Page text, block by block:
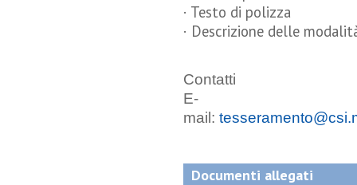
· Testo di polizza
· Descrizione delle
Contatti
E-
mail:
Documenti allegati